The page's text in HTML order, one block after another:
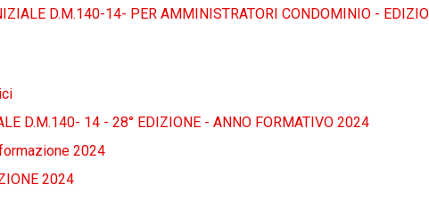
D.M.140-14- PER AMMINISTRATORI CONDOMINIO -
D.M.140- 14 - 28° EDIZIONE - ANNO FORMATIVO 2024
2024
2024